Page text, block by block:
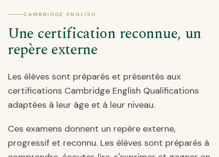
CAMBRIDGE ENGLISH
Une certification reconnue, un
repère externe
Les élèves sont préparés et présentés aux
certifications Cambridge English Qualifications
adaptées à leur âge et à leur niveau.
Ces examens donnent un repère externe,
progressif et reconnu. Les élèves sont préparés à